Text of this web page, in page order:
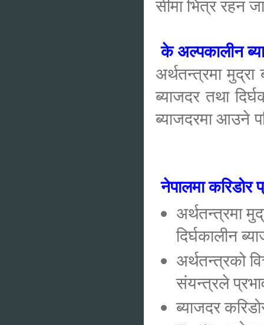
सीमा भित्र रहन
के अल्पकालीन
अर्थतन्त्रमा
ब्याजदर तथा
ब्याजदरमा आउने
नेपालमा
अर्थतन्त्रमा
दिर्घकालीन
अर्थतन्त्रको
संयन्त्रले
ब्याजदर